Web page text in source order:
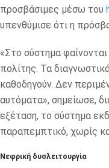
προσβάσιμες μέσω του
υπενθύμισε ότι η
«Στο σύστημα
πολίτης. Τα
καθοδηγούν. Δεν
αυτόματα», σημείωσε,
εξέταση, το σύστημα
παραπεμπτικό, χωρίς
Νεφρική δυσλειτουργία